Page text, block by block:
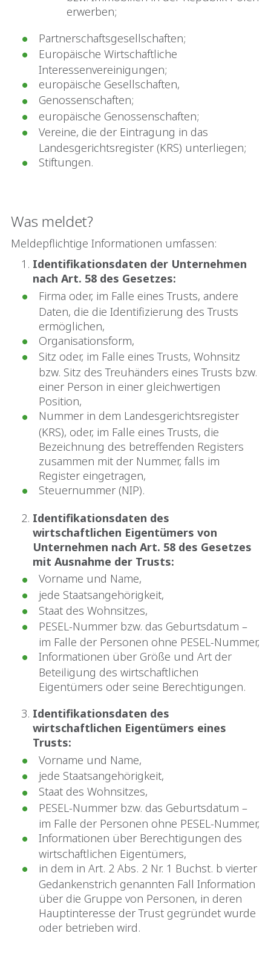
erwerben;
Partnerschaftsgesellschaften;
Europäische Wirtschaftliche
Interessenvereinigungen;
europäische Gesellschaften,
Genossenschaften;
europäische Genossenschaften;
Vereine, die der Eintragung in das
Landesgerichtsregister (KRS) unterliegen;
Stiftungen.
Was meldet?
Meldepflichtige Informationen umfassen:
Identifikationsdaten der Unternehmen
nach Art. 58 des Gesetzes:
Firma oder, im Falle eines Trusts, andere
Daten, die die Identifizierung des Trusts
ermöglichen,
Organisationsform,
Sitz oder, im Falle eines Trusts, Wohnsitz
bzw. Sitz des Treuhänders eines Trusts bzw.
einer Person in einer gleichwertigen
Position,
Nummer in dem Landesgerichtsregister
(KRS), oder, im Falle eines Trusts, die
Bezeichnung des betreffenden Registers
zusammen mit der Nummer, falls im
Register eingetragen,
Steuernummer (NIP).
Identifikationsdaten des
wirtschaftlichen Eigentümers von
Unternehmen nach Art. 58 des Gesetzes
mit Ausnahme der Trusts:
Vorname und Name,
jede Staatsangehörigkeit,
Staat des Wohnsitzes,
PESEL-Nummer bzw. das Geburtsdatum –
im Falle der Personen ohne PESEL-Nummer,
Informationen über Größe und Art der
Beteiligung des wirtschaftlichen
Eigentümers oder seine Berechtigungen.
Identifikationsdaten des
wirtschaftlichen Eigentümers eines
Trusts:
Vorname und Name,
jede Staatsangehörigkeit,
Staat des Wohnsitzes,
PESEL-Nummer bzw. das Geburtsdatum –
im Falle der Personen ohne PESEL-Nummer,
Informationen über Berechtigungen des
wirtschaftlichen Eigentümers,
in dem in Art. 2 Abs. 2 Nr. 1 Buchst. b vierter
Gedankenstrich genannten Fall Information
über die Gruppe von Personen, in deren
Hauptinteresse der Trust gegründet wurde
oder betrieben wird.